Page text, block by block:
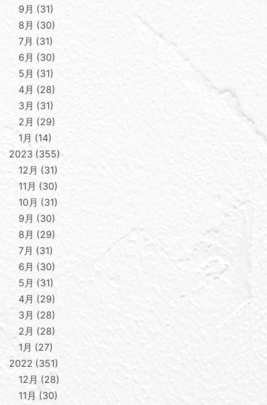
9月
31
8月
30
7月
31
6月
30
5月
31
4月
28
3月
31
2月
29
1月
14
2023 355
12月
31
11月
30
10月
31
9月
30
8月
29
7月
31
6月
30
5月
31
4月
29
3月
28
2月
28
1月
27
2022 351
12月
28
11月
30